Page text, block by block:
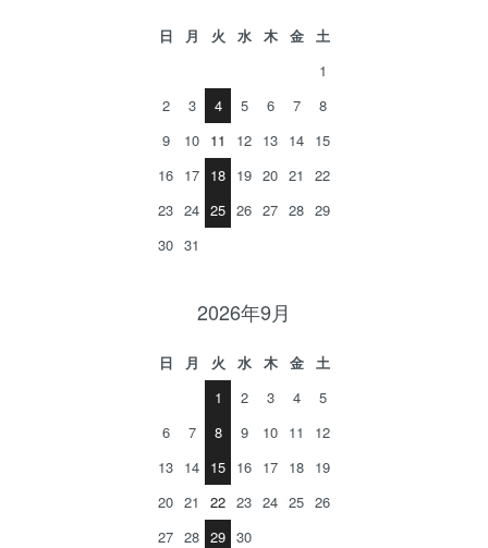
日 月 火 水 木 金
土
1
2
3 4 5 6 7
8
9
10 11 12 13 14 15
16 17 18 19 20 21
22
23 24 25 26 27 28 29
30 31
2026年9月
日 月 火 水 木 金
土
1
2 3 4
5
6
7 8 9 10 11
12
13 14 15 16 17 18 19
20 21 22 23 24 25 26
27 28 29 30